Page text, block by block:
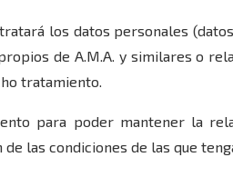
los datos personales
de A.M.A. y similares o
tratamiento.
para poder mantener la
las condiciones de las que